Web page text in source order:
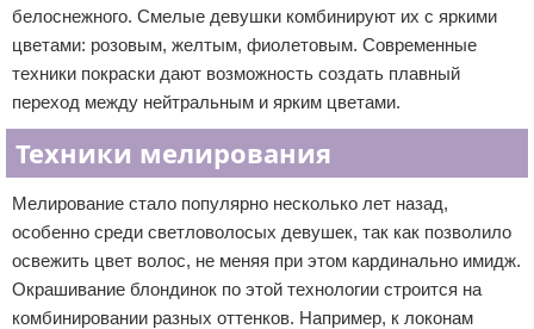
белоснежного. Смелые девушки комбинируют их с яркими
цветами: розовым, желтым, фиолетовым. Современные
техники покраски дают возможность создать плавный
переход между нейтральным и ярким цветами.
Техники мелирования
Мелирование стало популярно несколько лет назад,
особенно среди светловолосых девушек, так как позволило
освежить цвет волос, не меняя при этом кардинально имидж.
Окрашивание блондинок по этой технологии строится на
комбинировании разных оттенков. Например, к локонам